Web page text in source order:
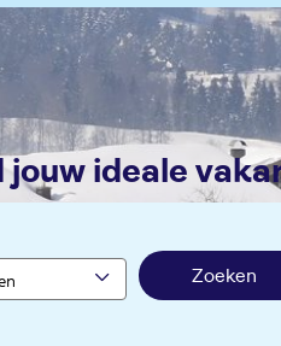
jouw ideale
Zoeken